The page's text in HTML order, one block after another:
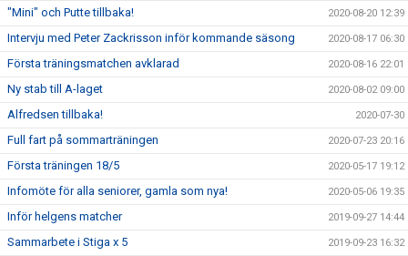
"Mini" och Putte tillbaka! 2020-08-20 12:39
Intervju med Peter Zackrisson inför kommande säsong 2020-08-17 06:30
Första träningsmatchen avklarad 2020-08-16 22:01
Ny stab till A-laget 2020-08-02 09:00
Alfredsen tillbaka! 2020-07-30
Full fart på sommarträningen 2020-07-23 20:16
Första träningen 18/5 2020-05-17 19:12
Infomöte för alla seniorer, gamla som nya! 2020-05-06 19:35
Inför helgens matcher 2019-09-27 14:44
Sammarbete i Stiga x 5 2019-09-23 16:32